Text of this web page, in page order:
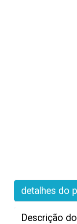
detalhes do
Descrição